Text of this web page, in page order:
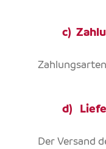
c)
d)
Der Versand